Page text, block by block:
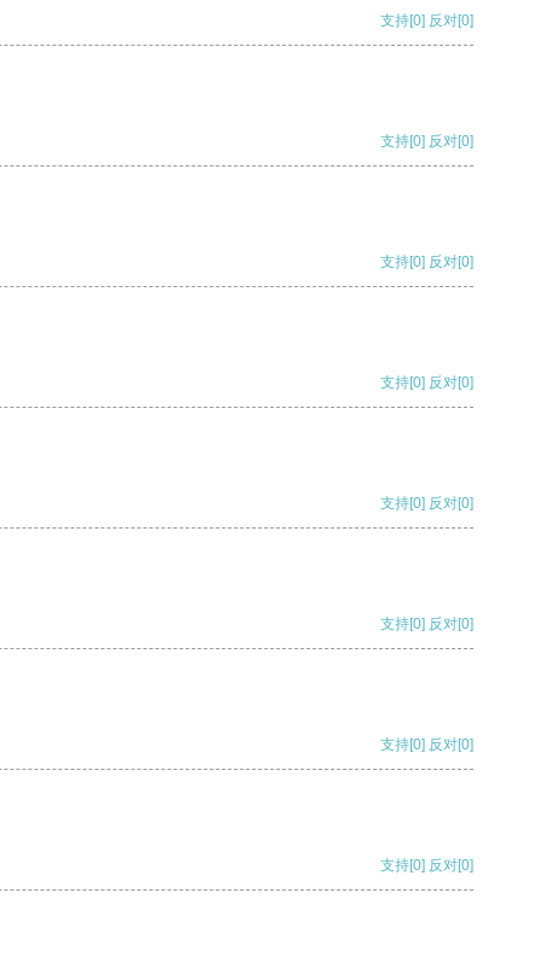
支持[0] 反对[0]
支持[0] 反对[0]
支持[0] 反对[0]
支持[0] 反对[0]
支持[0] 反对[0]
支持[0] 反对[0]
支持[0] 反对[0]
支持[0] 反对[0]